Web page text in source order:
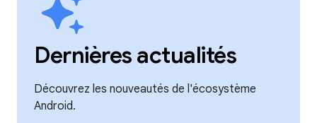
Dernières actualités
Découvrez les nouveautés de l'écosystème
Android.